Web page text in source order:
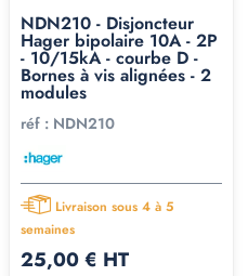
NDN210 - Disjoncteur
Hager bipolaire 10A - 2P
- 10/15kA - courbe D -
Bornes à vis alignées - 2
modules
réf : NDN210
Livraison sous 4 à 5
semaines
25,00 € HT